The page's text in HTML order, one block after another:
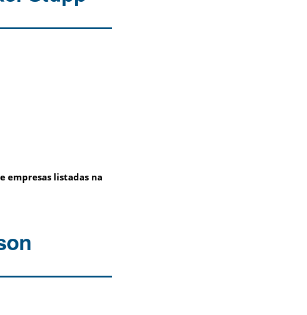
empresas listadas na